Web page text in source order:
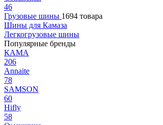
46
Грузовые шины 1694 товара
Шины для Камаза
Легкогрузовые шины
Популярные бренды
КАМА
206
Annaite
78
SAMSON
60
Hifly
58